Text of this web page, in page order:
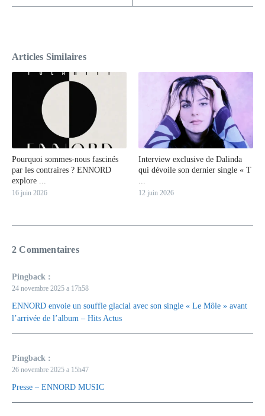
Articles Similaires
Pourquoi sommes-nous fascinés
par les contraires ? ENNORD
explore ...
16 juin 2026
Interview exclusive de Dalinda
qui dévoile son dernier single « T
...
12 juin 2026
2 Commentaires
Pingback :
24 novembre 2025 a 17h58
ENNORD envoie un souffle glacial avec son single « Le Môle » avant
l’arrivée de l’album – Hits Actus
Pingback :
26 novembre 2025 a 15h47
Presse – ENNORD MUSIC